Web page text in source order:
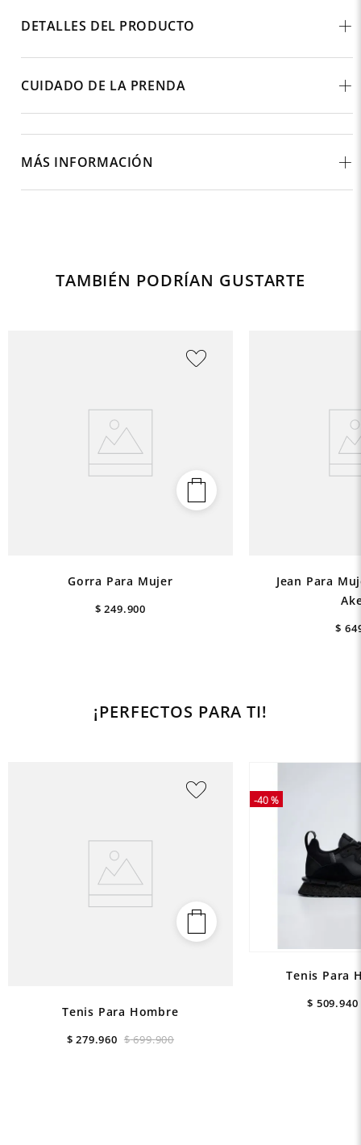
DETALLES DEL PRODUCTO
CUIDADO DE LA PRENDA
MÁS INFORMACIÓN
TAMBIÉN PODRÍAN GUSTARTE
Gorra Para Mujer
$ 249.900
Jean Para
$
¡PERFECTOS PARA TI!
Tenis Para Hombre
$ 699.900
$ 279.960
-40 %
Tenis Para
$ 509.940